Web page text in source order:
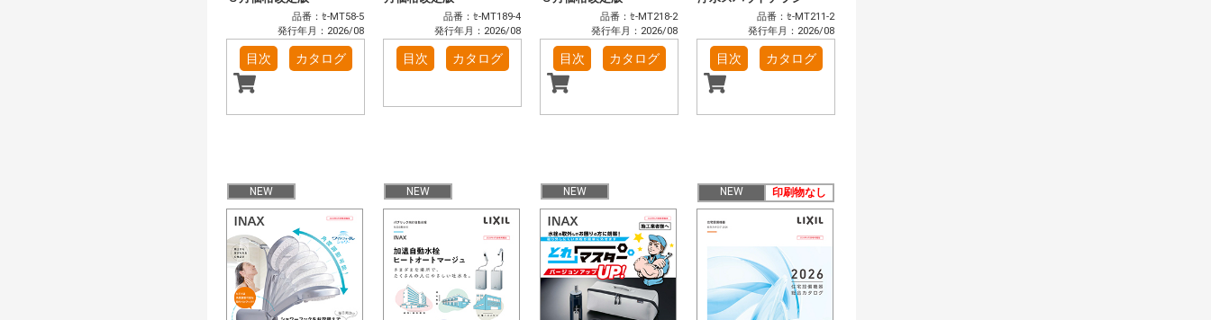
品番：ｾ-MT58-5
発行年月：2026/08
目次 カタログ
品番：ｾ-MT189-4
発行年月：2026/08
目次 カタログ
品番：ｾ-MT218-2
発行年月：2026/08
目次 カタログ
品番：ｾ-MT211-2
発行年月：2026/08
目次 カタログ
NEW NEW NEW NEW 印刷物なし